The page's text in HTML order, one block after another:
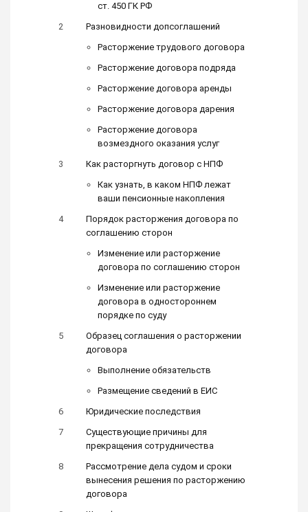
ст. 450 ГК РФ
Разновидности допсоглашений
Расторжение трудового договора
Расторжение договора подряда
Расторжение договора аренды
Расторжение договора дарения
Расторжение договора
возмездного оказания услуг
Как расторгнуть договор с НПФ
Как узнать, в каком НПФ лежат
ваши пенсионные накопления
Порядок расторжения договора по
соглашению сторон
Изменение или расторжение
договора по соглашению сторон
Изменение или расторжение
договора в одностороннем
порядке по суду
Образец соглашения о расторжении
договора
Выполнение обязательств
Размещение сведений в ЕИС
Юридические последствия
Существующие причины для
прекращения сотрудничества
Рассмотрение дела судом и сроки
вынесения решения по расторжению
договора